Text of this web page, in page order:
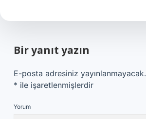
Bir yanıt yazın
E-posta adresiniz yayınlanmayacak.
* ile işaretlenmişlerdir
Yorum